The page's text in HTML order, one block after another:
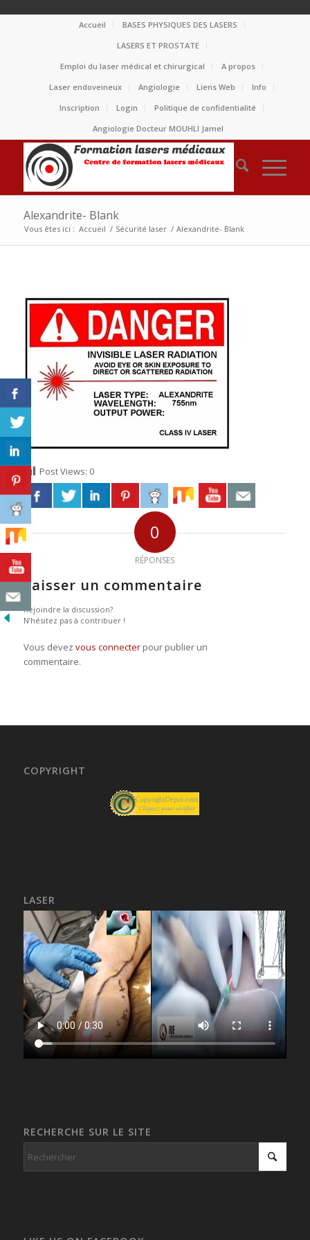
Accueil
BASES PHYSIQUES DES LASERS
LASERS ET PROSTATE
Emploi du laser médical et chirurgical
A propos
Laser endoveineux
Angiologie Liens Web
Info
Inscription
Login
Politique de confidentialité
Angiologie Docteur MOUHLI Jamel
Alexandrite- Blank
Vous êtes ici : Accueil / Sécurité laser / Alexandrite- Blank
Post Views: 0
0
RÉPONSES
Laisser un commentaire
Rejoindre la discussion?
N’hésitez pas à contribuer !
Vous devez vous connecterpour publier un
commentaire.
COPYRIGHT
LASER
RECHERCHE SUR LE SITE